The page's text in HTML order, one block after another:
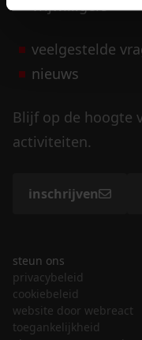
vrijwilligers
veelgestelde
nieuws
Blijf op de hoogte
activiteiten.
inschrijven
steun ons
privacybeleid
cookiebeleid
website door webreact
toegankelijkheid